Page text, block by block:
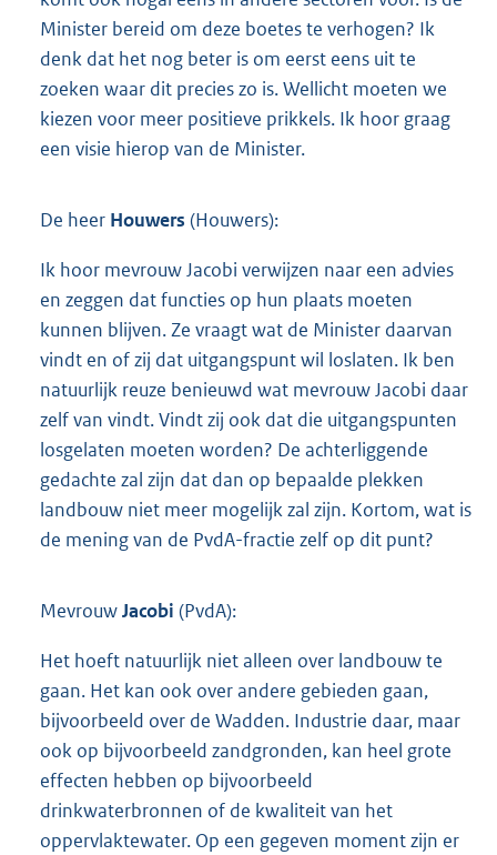
Minister bereid om deze boetes te verhogen? Ik
denk dat het nog beter is om eerst eens uit te
zoeken waar dit precies zo is. Wellicht moeten we
kiezen voor meer positieve prikkels. Ik hoor graag
een visie hierop van de Minister.
De heer Houwers (Houwers):
Ik hoor mevrouw Jacobi verwijzen naar een advies
en zeggen dat functies op hun plaats moeten
kunnen blijven. Ze vraagt wat de Minister daarvan
vindt en of zij dat uitgangspunt wil loslaten. Ik ben
natuurlijk reuze benieuwd wat mevrouw Jacobi daar
zelf van vindt. Vindt zij ook dat die uitgangspunten
losgelaten moeten worden? De achterliggende
gedachte zal zijn dat dan op bepaalde plekken
landbouw niet meer mogelijk zal zijn. Kortom, wat is
de mening van de PvdA-fractie zelf op dit punt?
MevrouwJacobi (PvdA):
Het hoeft natuurlijk niet alleen over landbouw te
gaan. Het kan ook over andere gebieden gaan,
bijvoorbeeld over de Wadden. Industrie daar, maar
ook op bijvoorbeeld zandgronden, kan heel grote
effecten hebben op bijvoorbeeld
drinkwaterbronnen of de kwaliteit van het
oppervlaktewater. Op een gegeven moment zijn er